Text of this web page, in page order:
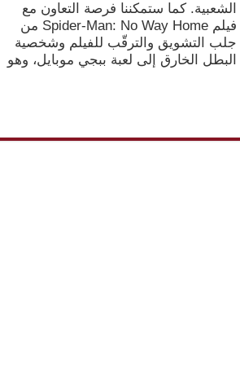
الشعبية. كما ستمكننا فرصة التعاون مع
فيلم Spider-Man: No Way Home من
جلب التشويق والترقّب للفيلم وشخصية
البطل الخارق إلى لعبة ببجي موبايل، وهو